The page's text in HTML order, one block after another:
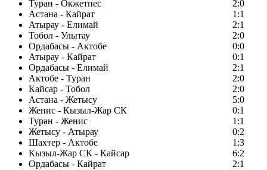
Туран - Окжетпес
2:0
Астана - Кайрат
1:1
Атырау - Елимай
2:1
Тобол - Улытау
2:0
Ордабасы - Актобе
0:0
Атырау - Кайрат
0:1
Ордабасы - Елимай
2:1
Актобе - Туран
2:0
Кайсар - Тобол
2:0
Астана - Жетысу
5:0
Женис - Кызыл-Жар СК
0:1
Туран - Женис
1:1
Жетысу - Атырау
0:2
Шахтер - Актобе
1:3
Кызыл-Жар СК - Кайсар
6:2
Ордабасы - Кайрат
2:1